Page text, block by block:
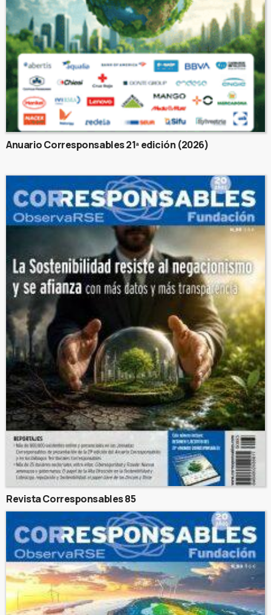
Anuario Corresponsables 21ª edición (2026)
Revista Corresponsables 85